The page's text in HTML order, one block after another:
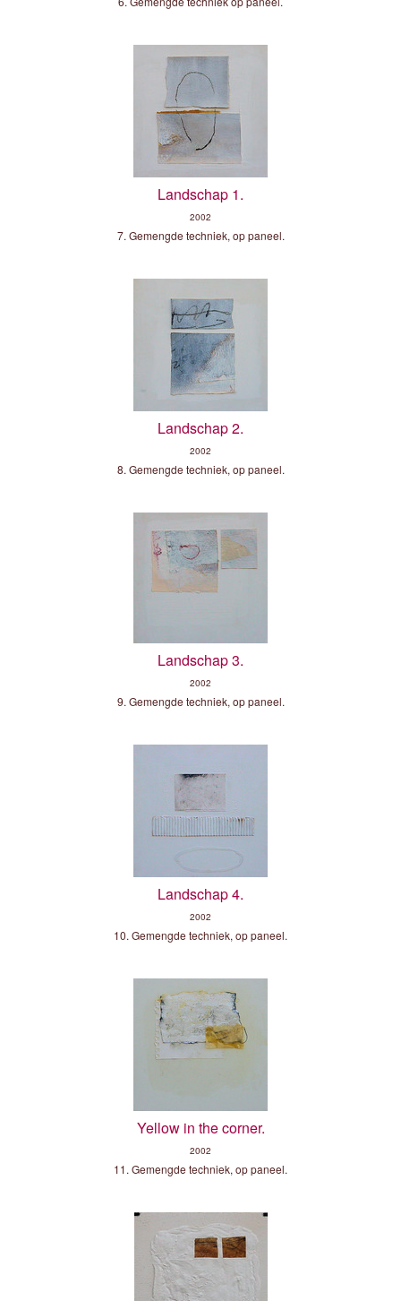
Landschap 1.
2002
7. Gemengde techniek, op paneel.
Landschap 2.
2002
8. Gemengde techniek, op paneel.
Landschap 3.
2002
9. Gemengde techniek, op paneel.
Landschap 4.
2002
10. Gemengde techniek, op paneel.
Yellow in the corner.
2002
11. Gemengde techniek, op paneel.